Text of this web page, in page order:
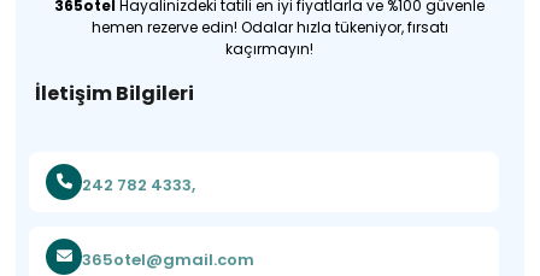
365otelHayalinizdeki tatili en iyi fiyatlarla ve %100 güvenle
hemen rezerve edin! Odalar hızla tükeniyor, fırsatı
kaçırmayın!
İletişim Bilgileri
242 782 4333,
365otel@gmail.com